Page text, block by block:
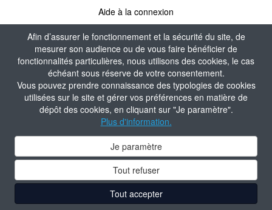
Afin d’assurer le fonctionnement et la sécurité du site, de
mesurer son audience ou de vous faire bénéficier de
fonctionnalités particulières, nous utilisons des cookies, le cas
échéant sous réserve de votre consentement.
Vous pouvez prendre connaissance des typologies de cookies
utilisées sur le site et gérer vos préférences en matière de
dépôt des cookies, en cliquant sur "Je paramètre".
Plus d'information.
Je paramètre
Tout refuser
Tout accepter
Aide à la connexion